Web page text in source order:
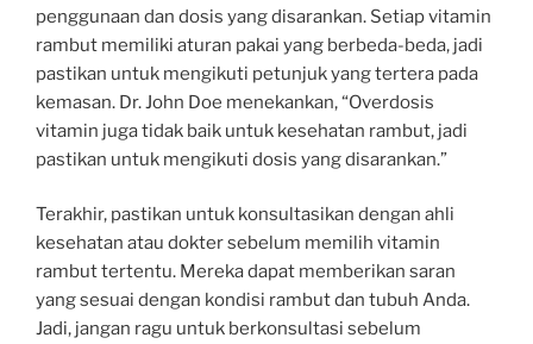
penggunaan dan dosis yang disarankan. Setiap vitamin
rambut memiliki aturan pakai yang berbeda-beda, jadi
pastikan untuk mengikuti petunjuk yang tertera pada
kemasan. Dr. John Doe menekankan, “Overdosis
vitamin juga tidak baik untuk kesehatan rambut, jadi
pastikan untuk mengikuti dosis yang disarankan.”
Terakhir, pastikan untuk konsultasikan dengan ahli
kesehatan atau dokter sebelum memilih vitamin
rambut tertentu. Mereka dapat memberikan saran
yang sesuai dengan kondisi rambut dan tubuh Anda.
Jadi, jangan ragu untuk berkonsultasi sebelum